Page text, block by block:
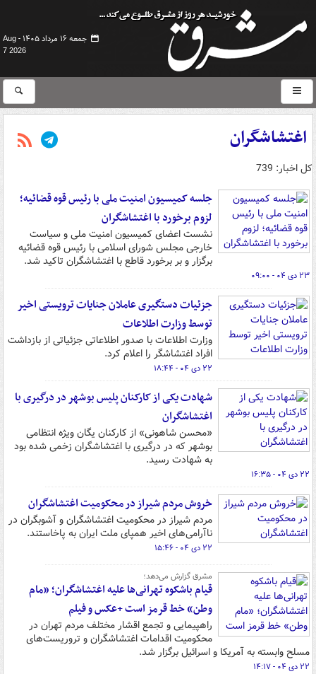
جمعه ۱۶ مرداد ۱۴۰۵ -
Aug
7 2026
اغتشاشگران
کل اخبار: 739
جلسه کمیسیون امنیت ملی با رئیس قوه قضائیه؛
لزوم برخورد با اغتشاشگران
نشست اعضای کمیسیون امنیت ملی و سیاست
خارجی مجلس شورای اسلامی با رئیس قوه قضائیه
برگزار و بر برخورد قاطع با اغتشاشگران تاکید شد.
۲۳ دی ۰۴ - ۰۹:۰۰
جزئیات دستگیری عاملان جنایات ترویستی اخیر
توسط وزارت اطلاعات
وزارت اطلاعات با صدور اطلاعاتی جزئیاتی از بازداشت
افراد اغتشاشگر را اعلام کرد.
۲۲ دی ۰۴ - ۱۸:۴۴
شهادت یکی از کارکنان پلیس بوشهر در درگیری با
اغتشاشگران
«محسن شاهونی» از کارکنان یگان ویژه انتظامی
بوشهر که در درگیری با اغتشاشگران زخمی شده بود
به شهادت رسید.
۲۲ دی ۰۴ - ۱۶:۳۵
خروش مردم شیراز در محکومیت اغتشاشگران
مردم شیراز در محکومیت اغتشاشگران و آشوبگران در
ناآرامی‌های اخیر همپای ملت ایران به پاخاستند.
۲۲ دی ۰۴ - ۱۵:۴۶
مشرق گزارش می‌دهد؛
قیام باشکوه تهرانی‌ها علیه اغتشاشگران؛ «مام
وطن» خط قرمز است +عکس و فیلم
راهپیمایی و تجمع اقشار مختلف مردم تهران در
محکومیت اقدامات اغتشاشگران و تروریست‌های
مسلح وابسته به آمریکا و اسرائیل برگزار شد.
۲۲ دی ۰۴ - ۱۴:۱۷